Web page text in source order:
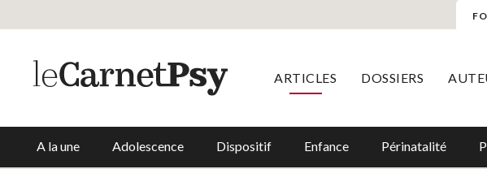
ARTICLES DOSSIERS
A la une Adolescence Dispositif Enfance Périnatalité